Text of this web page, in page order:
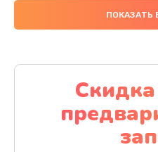
500
Замена
500
ПОКАЗАТЬ